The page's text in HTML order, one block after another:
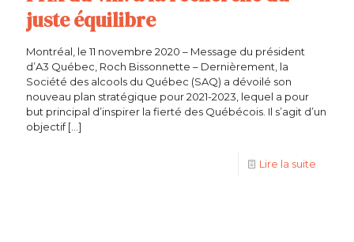
juste équilibre
Montréal, le 11 novembre 2020 – Message du président
d’A3 Québec, Roch Bissonnette – Dernièrement, la
Société des alcools du Québec (SAQ) a dévoilé son
nouveau plan stratégique pour 2021-2023, lequel a pour
but principal d’inspirer la fierté des Québécois. Il s’agit d’un
objectif[…]
Lire la suite